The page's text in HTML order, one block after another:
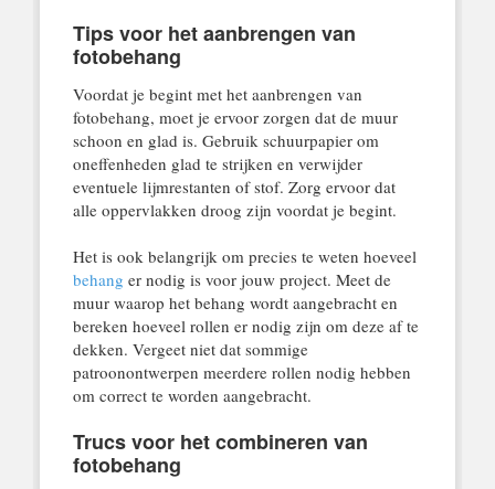
Tips voor het aanbrengen van
fotobehang
Voordat je begint met het aanbrengen van
fotobehang, moet je ervoor zorgen dat de muur
schoon en glad is. Gebruik schuurpapier om
oneffenheden glad te strijken en verwijder
eventuele lijmrestanten of stof. Zorg ervoor dat
alle oppervlakken droog zijn voordat je begint.
Het is ook belangrijk om precies te weten hoeveel
behang er nodig is voor jouw project. Meet de
muur waarop het behang wordt aangebracht en
bereken hoeveel rollen er nodig zijn om deze af te
dekken. Vergeet niet dat sommige
patroonontwerpen meerdere rollen nodig hebben
om correct te worden aangebracht.
Trucs voor het combineren van
fotobehang